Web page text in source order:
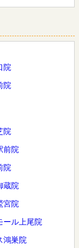
院
院
院
前院
院
蔵院
宮院
ール上尾院
鴻巣院